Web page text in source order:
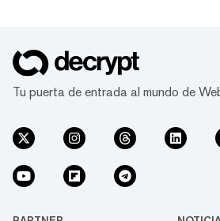
Tu puerta de entrada al mundo de